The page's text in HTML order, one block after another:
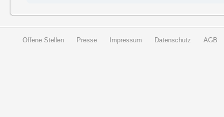
Offene Stellen Presse Impressum Datenschutz AGB